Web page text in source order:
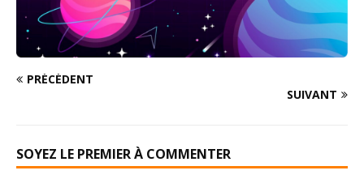
PRÉCÉDENT
SUIVANT
SOYEZ LE PREMIER À COMMENTER